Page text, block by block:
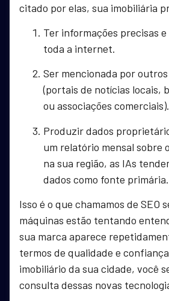
citado por elas, sua imobiliária
Ter informações precisas
toda a internet.
Ser mencionada por
(portais de notícias locais,
ou associações comerciais).
Produzir dados
um relatório mensal sobre
na sua região, as IAs
dados como fonte primária.
Isso é o que chamamos de SEO
máquinas estão tentando
sua marca aparece
termos de qualidade e
imobiliário da sua cidade, você
consulta dessas novas